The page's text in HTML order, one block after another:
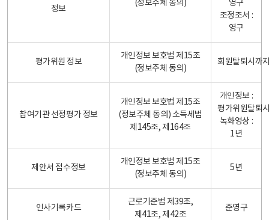
정보
(정보주체 동의)
영구
조정조서 :
영구
평가위원 정보
개인정보 보호법 제15조
(정보주체 동의)
회원탈퇴시까
참여기관 선정평가 정보
개인정보 보호법 제15조
(정보주체 동의) 소득세법
제145조, 제164조
개인정보 :
평가위원탈퇴
녹화영상 :
1년
제안서 접수정보
개인정보 보호법 제15조
(정보주체 동의)
5년
인사기록카드
근로기준법 제39조,
제41조, 제42조
준영구